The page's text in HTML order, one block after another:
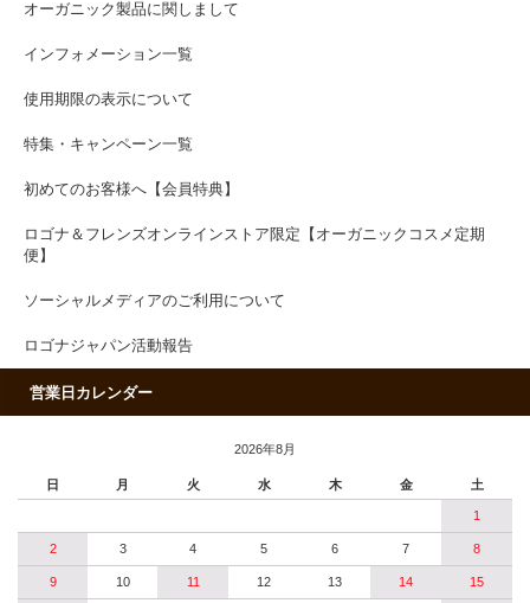
オーガニック製品に関しまして
インフォメーション一覧
使用期限の表示について
特集・キャンペーン一覧
初めてのお客様へ【会員特典】
ロゴナ＆フレンズオンラインストア限定【オーガニックコスメ定期
便】
ソーシャルメディアのご利用について
ロゴナジャパン活動報告
営業日カレンダー
2026年8月
日 月 火 水 木 金 土
1
2 3 4 5 6 7 8
9 10 11 12 13 14 15